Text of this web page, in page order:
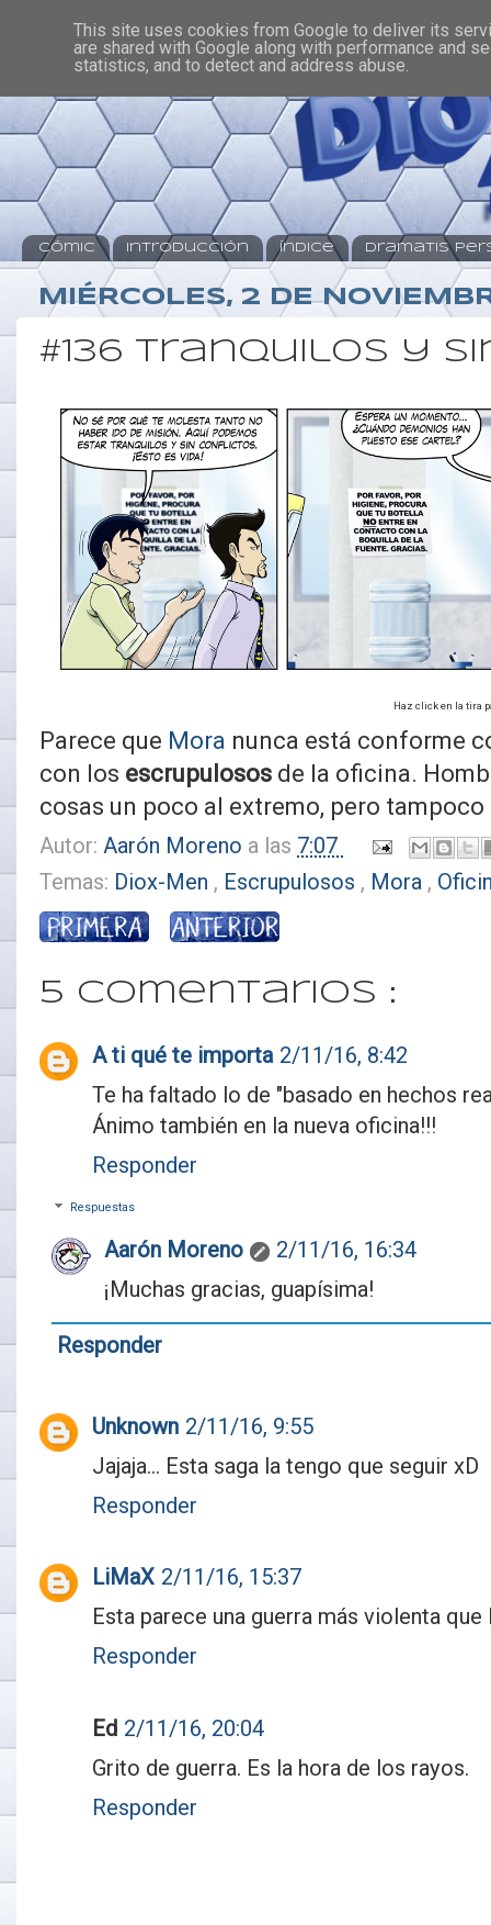
Cómic Introducción Índice Dramatis
MIÉRCOLES, 2 DE
#136 Tranquilos y
Haz click en la tira
Parece que Mora nunca está conforme
con los escrupulosos de la oficina.
cosas un poco al extremo, pero
Autor: Aarón Moreno a las 7:07
Temas: Diox-Men , Escrupulosos , Mora ,
5 comentarios :
A ti qué te importa 2/11/16, 8:42
Te ha faltado lo de "basado en hechos
Ánimo también en la nueva oficina!!!
Responder
Respuestas
Aarón Moreno
2/11/16, 16:34
¡Muchas gracias, guapísima!
Responder
Unknown 2/11/16, 9:55
Jajaja... Esta saga la tengo que seguir xD
Responder
LiMaX 2/11/16, 15:37
Esta parece una guerra más violenta
Responder
Ed 2/11/16, 20:04
Grito de guerra. Es la hora de los rayos.
Responder
This site uses cookies from Google to deliver its
are shared with Google along with performance and
statistics, and to detect and address abuse.